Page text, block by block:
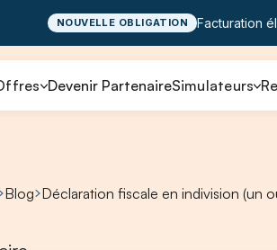
NOUVELLE OBLIGATION Facturation
Devenir PartenaireSimulateurs
Blog Déclaration fiscale en indivision (un